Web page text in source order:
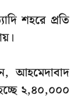
শহরে প্রতি
আহমেদাবাদ
২,৪০,০০০